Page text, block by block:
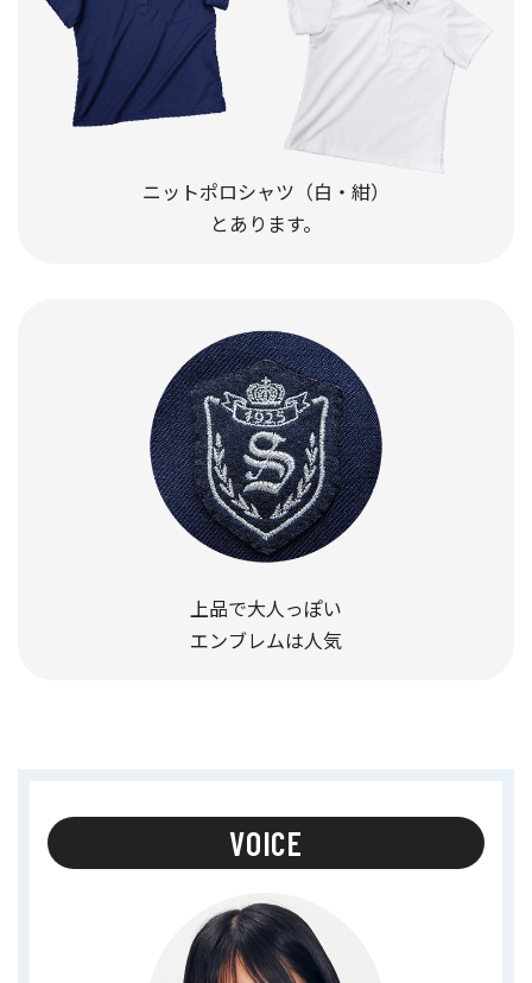
ニットポロシャツ（白・紺）
とあります。
上品で大人っぽい
エンブレムは人気
VOICE